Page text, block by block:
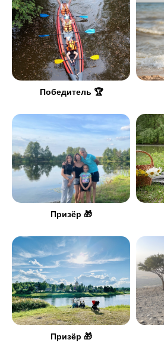
Победитель 🏆
Призёр 🎁
Призёр 🎁